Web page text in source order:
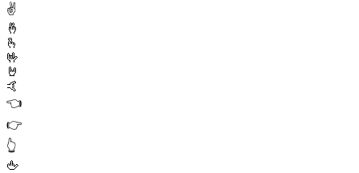
✌️
🤞
🫰
🤟
🤘
🤙
👈
👉
👆
🖕